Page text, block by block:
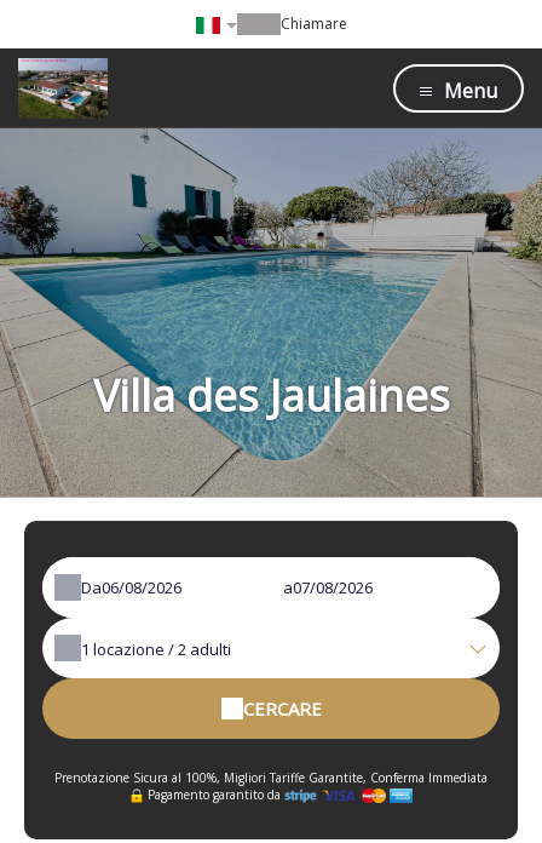
Chiamare
Menu
Villa des Jaulaines
Da a
1 locazione /2 adulti
CERCARE
Prenotazione Sicura al 100%, Migliori Tariffe Garantite, Conferma Immediata
Pagamento garantito da